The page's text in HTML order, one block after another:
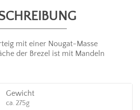
mit einer Nougat-Masse
der Brezel ist mit Mandeln
Gewicht
ca. 275g